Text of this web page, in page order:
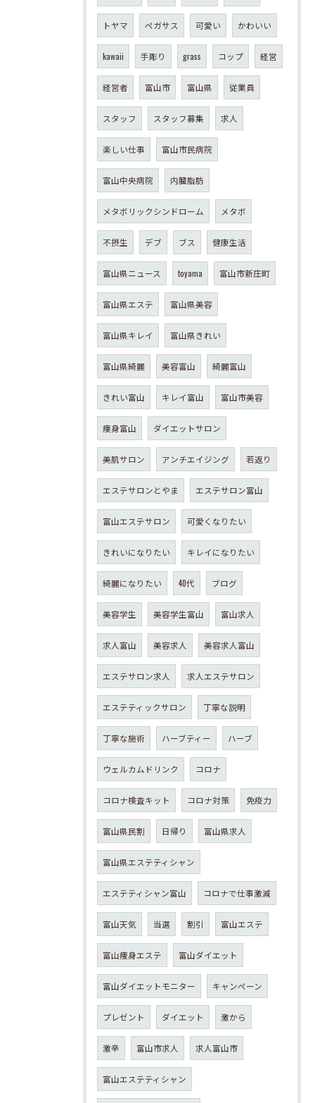
トヤマ ペガサス 可愛い かわいい
kawaii 手彫り grass コップ 経営
経営者 富山市 富山県 従業員
スタッフ スタッフ募集 求人
楽しい仕事 富山市民病院
富山中央病院 内臓脂肪
メタボリックシンドローム メタボ
不摂生 デブ ブス 健康生活
富山県ニュース toyama 富山市新庄町
富山県エステ 富山県美容
富山県キレイ 富山県きれい
富山県綺麗 美容富山 綺麗富山
きれい富山 キレイ富山 富山市美容
痩身富山 ダイエットサロン
美肌サロン アンチエイジング 若返り
エステサロンとやま エステサロン富山
富山エステサロン 可愛くなりたい
きれいになりたい キレイになりたい
綺麗になりたい 40代 ブログ
美容学生 美容学生富山 富山求人
求人富山 美容求人 美容求人富山
エステサロン求人 求人エステサロン
エステティックサロン 丁寧な説明
丁寧な施術 ハーブティー ハーブ
ウェルカムドリンク コロナ
コロナ検査キット コロナ対策 免疫力
富山県民割 日帰り 富山県求人
富山県エステティシャン
エステティシャン富山 コロナで仕事激減
富山天気 当選 割引 富山エステ
富山痩身エステ 富山ダイエット
富山ダイエットモニター キャンペーン
プレゼント ダイエット 激から
激辛 富山市求人 求人富山市
富山エステティシャン